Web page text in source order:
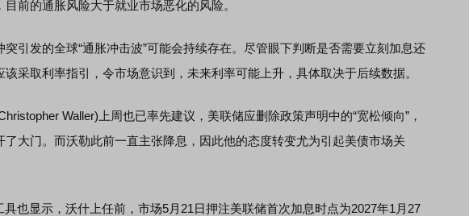
前的通胀风险大于就业市场恶化的风险。
发的全球“通胀冲击波”可能会持续存在。尽管眼下判断是否需要立刻加息还
采取利率指引，令市场意识到，未来利率可能上升，具体取决于后续数据。
Waller)上周也已率先建议，美联储应删除政策声明中的“宽松倾向”，
了大门。而沃勒此前一直主张降息，因此他的态度转变尤为引起美债市场关
显示，沃什上任前，市场5月21日押注美联储首次加息时点为2027年1月27